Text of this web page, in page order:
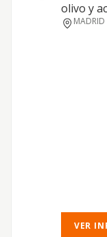
olivo y
MADRID
VER